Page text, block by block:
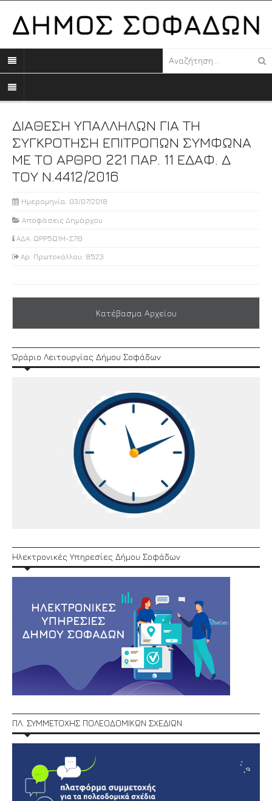
ΔΙΑΘΕΣΗ ΥΠΑΛΛΗΛΩΝ ΓΙΑ ΤΗ
ΣΥΓΚΡΟΤΗΣΗ ΕΠΙΤΡΟΠΩΝ ΣΥΜΦΩΝΑ
ΜΕ ΤΟ ΑΡΘΡΟ 221 ΠΑΡ. 11 ΕΔΑΦ. Δ
ΤΟΥ Ν.4412/2016
Ημερομηνία: 03/07/2018
Αποφάσεις Δημάρχου
ΑΔΑ: ΩΡΡ5Ω1Μ-Σ7Θ
Αρ. Πρωτοκόλλου: 8523
Κατέβασμα Αρχείου
Ώράριο Λειτουργίας Δήμου Σοφάδων
Ηλεκτρονικές Υπηρεσίες Δήμου Σοφάδων
ΠΛ. ΣΥΜΜΕΤΟΧΗΣ ΠΟΛΕΟΔΟΜΙΚΩΝ ΣΧΕΔΙΩΝ